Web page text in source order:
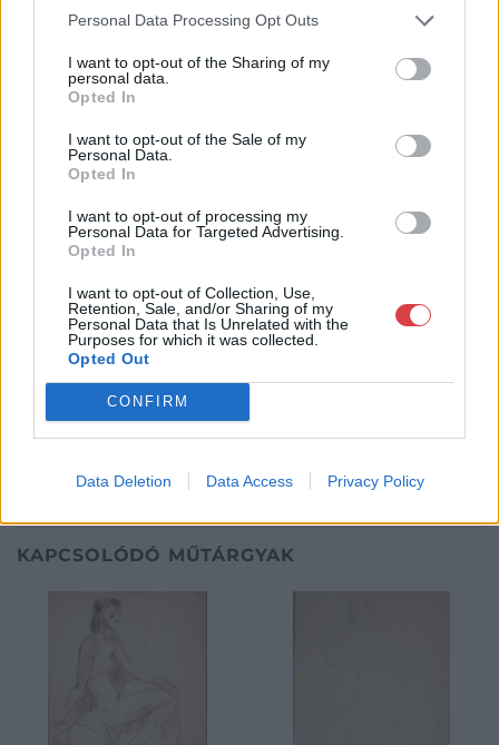
Personal Data Processing Opt Outs
I want to opt-out of the Sharing of my
personal data.
Opted In
I want to opt-out of the Sale of my
Personal Data.
Opted In
I want to opt-out of processing my
Personal Data for Targeted Advertising.
Opted In
I want to opt-out of Collection, Use,
Retention, Sale, and/or Sharing of my
Personal Data that Is Unrelated with the
Purposes for which it was collected.
Opted Out
CONFIRM
Data Deletion Data Access Privacy Policy
9400
Telefon: 06202391066
Bemutatkozás: A cég főtevékenysége minden olyan
tevékenység, mely kapcsolatban áll a festmények és műtárgyak
értékbecslésével és online aukciók szervezésével és
lebonyolításával. A weboldalon elérhetőek a cég által kínált
festmények, és egy online aukciós felület is, mely által bárki
vegyen a cég online aukcióin.
GALÉRIA TOVÁBBI MŰTÁRGYAI
KAPCSOLÓDÓ MŰTÁRGYAK